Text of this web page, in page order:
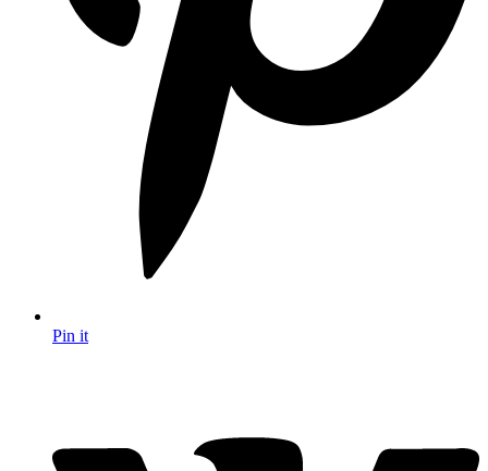
Pin it